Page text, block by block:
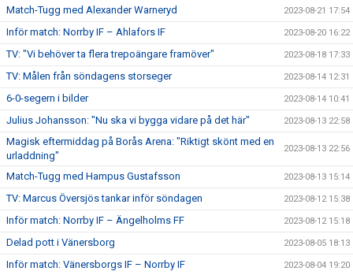
Match-Tugg med Alexander Warneryd 2023-08-21 17:54
Inför match: Norrby IF – Ahlafors IF 2023-08-20 16:22
TV: "Vi behöver ta flera trepoängare framöver" 2023-08-18 17:33
TV: Målen från söndagens storseger 2023-08-14 12:31
6-0-segern i bilder 2023-08-14 10:41
Julius Johansson: "Nu ska vi bygga vidare på det här" 2023-08-13 22:58
Magisk eftermiddag på Borås Arena: "Riktigt skönt med en
urladdning"
2023-08-13 22:56
Match-Tugg med Hampus Gustafsson 2023-08-13 15:14
TV: Marcus Översjös tankar inför söndagen 2023-08-12 15:38
Inför match: Norrby IF – Ängelholms FF 2023-08-12 15:18
Delad pott i Vänersborg 2023-08-05 18:13
Inför match: Vänersborgs IF – Norrby IF 2023-08-04 19:20